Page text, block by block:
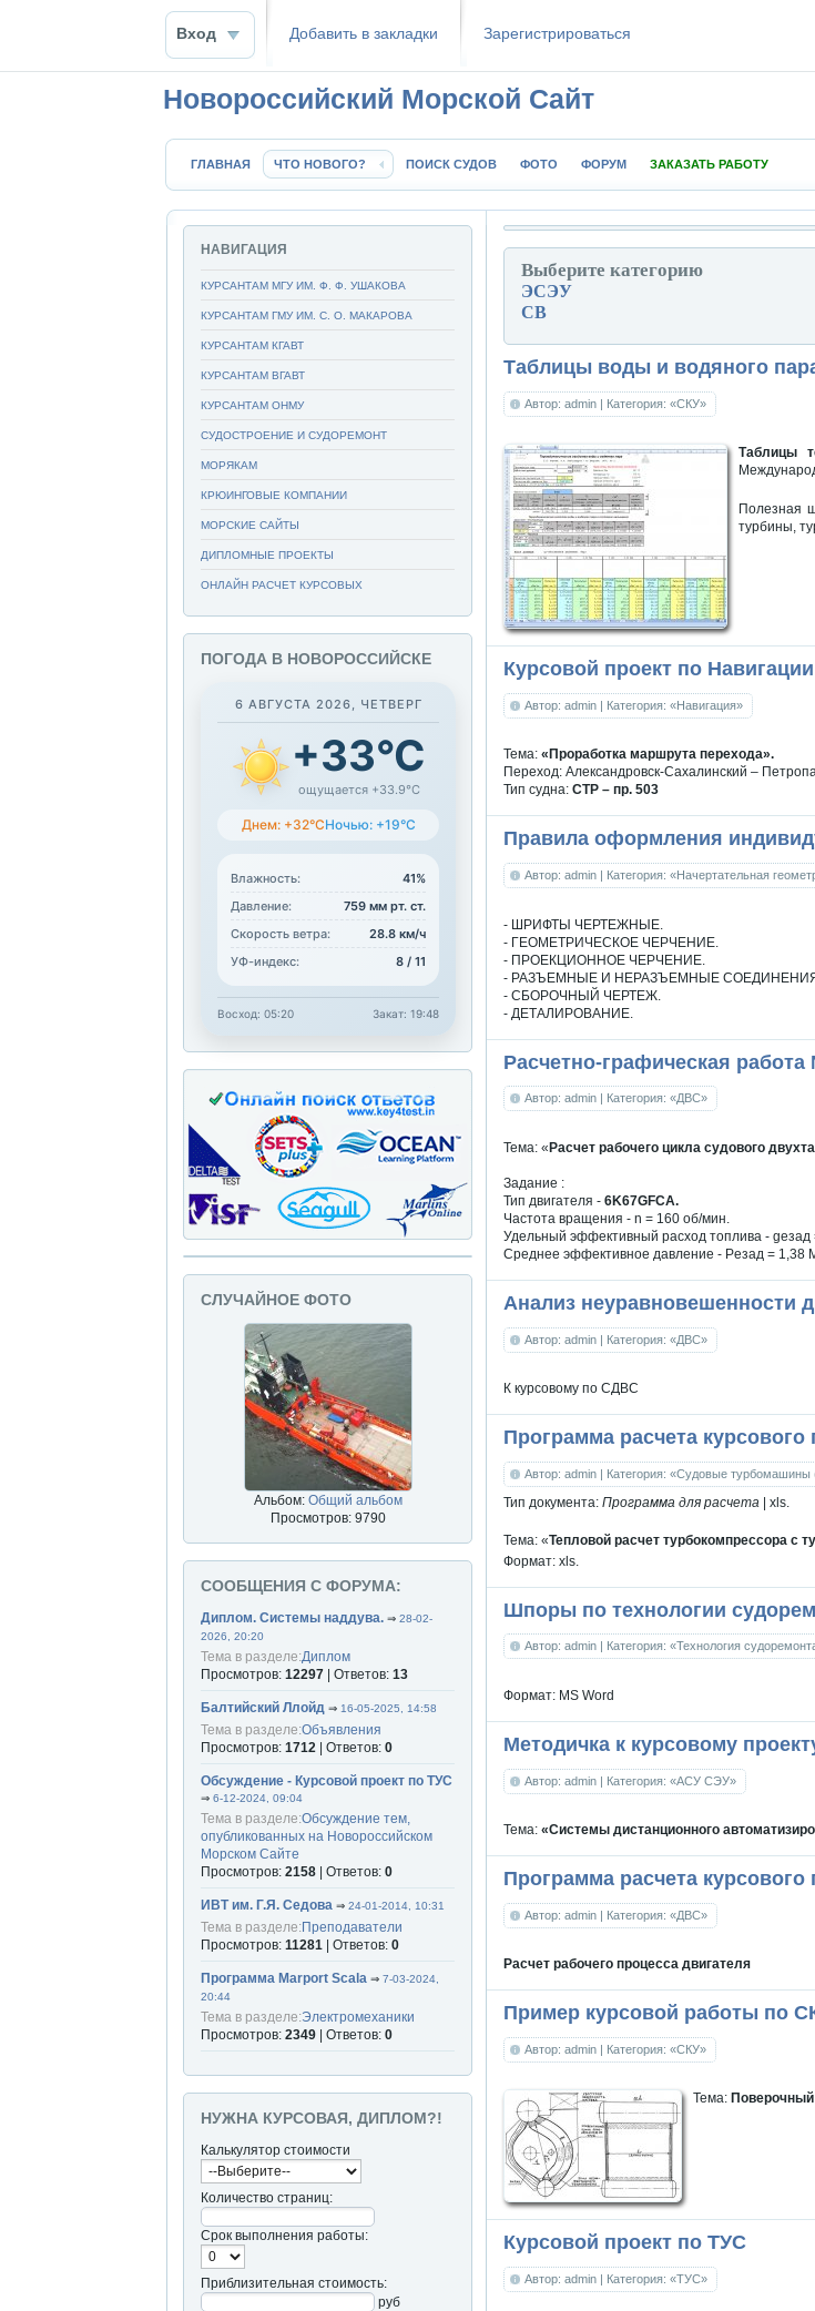
Вход Добавить в закладки Зaрeгиcтpиpoваться
Новороссийский Морской Сайт
ГЛАВНАЯ ЧТО НОВОГО? ПОИСК СУДОВ ФОТО ФОРУМ ЗАКАЗАТЬ РАБОТУ
Выберите категорию
ЭСЭУ
СВ
Таблицы воды и водяного
Автор: admin | Категория: «СКУ»
Таблицы
Полезная
турбины,
Курсовой проект по Навигации
Автор: admin | Категория: «Навигация»
Тема: «Проработка маршрута перехода».
Переход: Александровск-Сахалинский –
Тип судна: СТР – пр. 503
Правила оформления
Автор: admin | Категория: «Начертательная
- ШРИФТЫ ЧЕРТЕЖНЫЕ.
- ГЕОМЕТРИЧЕСКОЕ ЧЕРЧЕНИЕ.
- ПРОЕКЦИОННОЕ ЧЕРЧЕНИЕ.
- РАЗЪЕМНЫЕ И НЕРАЗЪЕМНЫЕ
- СБОРОЧНЫЙ ЧЕРТЕЖ.
- ДЕТАЛИРОВАНИЕ.
Расчетно-графическая
Автор: admin | Категория: «ДВС»
Тема: «Расчет рабочего цикла судового
Задание :
Тип двигателя - 6K67GFCA.
Частота вращения - n = 160 об/мин.
Удельный эффективный расход топлива - geзад =
Среднее эффективное давление - Peзад = 1,38
Анализ неуравновешенности
Автор: admin | Категория: «ДВС»
К курсовому по СДВС
Программа расчета
Автор: admin | Категория: «Судовые
Тип документа: Программа для расчета | xls
Тема: «Тепловой расчет турбокомпрессора с
Формат: xls.
Шпоры по технологии
Автор: admin | Категория: «Технология
Формат: MS Word
Методичка к курсовому
Автор: admin | Категория: «АСУ СЭУ»
Тема: «Системы дистанционного
Программа расчета
Автор: admin | Категория: «ДВС»
Расчет рабочего процесса двигателя
Пример курсовой работы по
Автор: admin | Категория: «СКУ»
Тема: Поверочный
Курсовой проект по ТУС
Автор: admin | Категория: «ТУС»
НАВИГАЦИЯ
КУРСАНТАМ МГУ ИМ. Ф. Ф. УШАКОВА
КУРСАНТАМ ГМУ ИМ. С. О. МАКАРОВА
КУРСАНТАМ КГАВТ
КУРСАНТАМ ВГАВТ
КУРСАНТАМ ОНМУ
СУДОСТРОЕНИЕ И СУДОРЕМОНТ
МОРЯКАМ
КРЮИНГОВЫЕ КОМПАНИИ
МОРСКИЕ САЙТЫ
ДИПЛОМНЫЕ ПРОЕКТЫ
ОНЛАЙН РАСЧЕТ КУРСОВЫХ
ПОГОДА В НОВОРОССИЙСКЕ
6 АВГУСТА 2026, ЧЕТВЕРГ
+33°C
ощущается +33.9°C
Днем: +32°CНочью: +19°C
Влажность:
41%
Давление:
759 мм рт. ст.
Скорость ветра:
28.8 км/ч
УФ-индекс:
8 / 11
Восход: 05:20 Закат: 19:48
СЛУЧАЙНОЕ ФОТО
Альбом: Общий альбом
Просмотров: 9790
СООБЩЕНИЯ С ФОРУМА:
Диплом. Системы наддува. ⇒ 28-02-
2026, 20:20
Тема в разделе:Диплом
Просмотров: 12297 | Ответов: 13
Балтийский Ллойд ⇒ 16-05-2025, 14:58
Тема в разделе:Объявления
Просмотров: 1712 | Ответов: 0
Обсуждение - Курсовой проект по ТУС
⇒ 6-12-2024, 09:04
Тема в разделе:Обсуждение тем,
опубликованных на Новороссийском
Морском Сайте
Просмотров: 2158 | Ответов: 0
ИВТ им. Г.Я. Седова ⇒ 24-01-2014, 10:31
Тема в разделе:Преподаватели
Просмотров: 11281 | Ответов: 0
Программа Marport Scala ⇒ 7-03-2024,
20:44
Тема в разделе:Электромеханики
Просмотров: 2349 | Ответов: 0
НУЖНА КУРСОВАЯ, ДИПЛОМ?!
Калькулятор стоимости
Количество страниц:
Срок выполнения работы:
Приблизительная стоимость:
руб